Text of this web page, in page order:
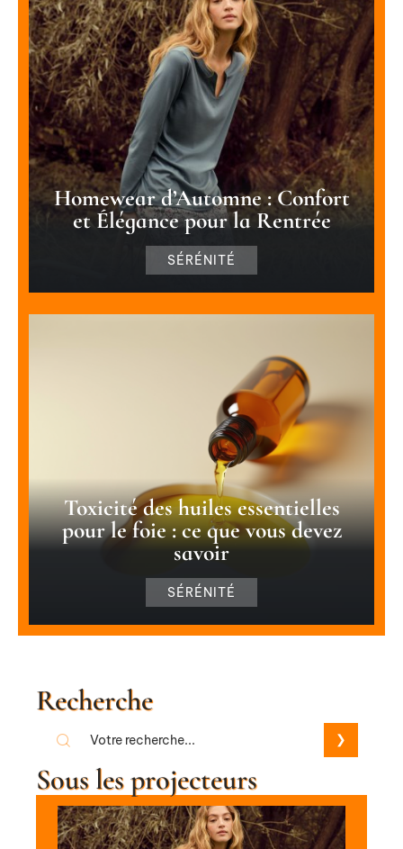
Homewear d’Automne : Confort
et Élégance pour la Rentrée
SÉRÉNITÉ
Toxicité des huiles essentielles
pour le foie : ce que vous devez
savoir
SÉRÉNITÉ
Recherche
Sous les projecteurs